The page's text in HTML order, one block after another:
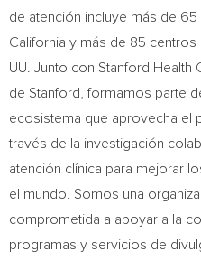
de atención incluye más de 65
California y más de 85 centros
UU. Junto con Stanford Health
de Stanford, formamos parte
ecosistema que aprovecha el
través de la investigación
atención clínica para mejorar
el mundo. Somos una
comprometida a apoyar a la
programas y servicios de